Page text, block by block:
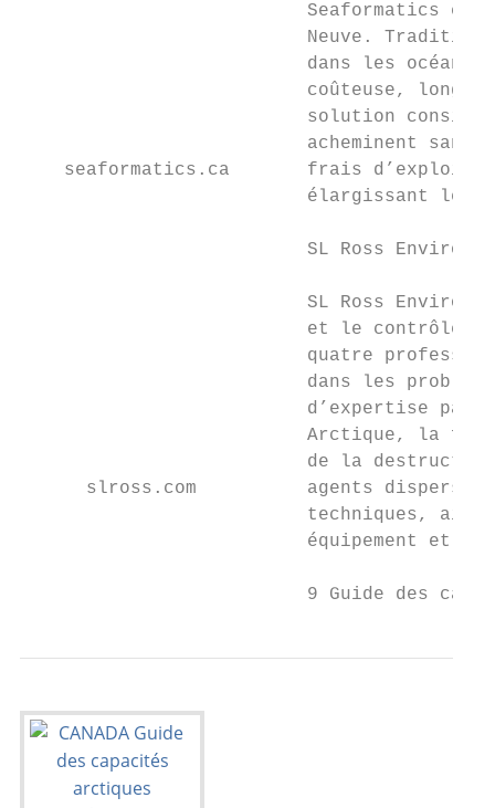
Seaformatics
Neuve.
dans les océans
coûteuse,
solution
acheminent sans
seaformatics.ca       frais
élargissant
SL Ross
SL Ross
et le contrôle
quatre
dans les
d’expertise
Arctique, la
de la
slross.com          agents
techniques,
équipement et
9 Guide des